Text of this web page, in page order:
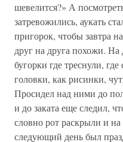
шевелится?» А
затревожились, аукать
пригорок, чтобы завтра
друг на друга похожи.
бугорки где треснули,
головки, как рисинки,
Просидел над ними до
и до заката еще следил,
словно рот раскрыли и
следующий день был